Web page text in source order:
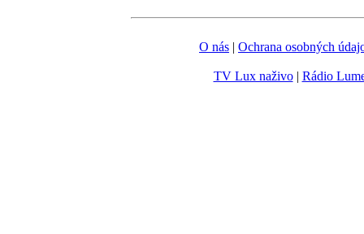
O nás | Ochrana osobných
TV Lux naživo| Rádio